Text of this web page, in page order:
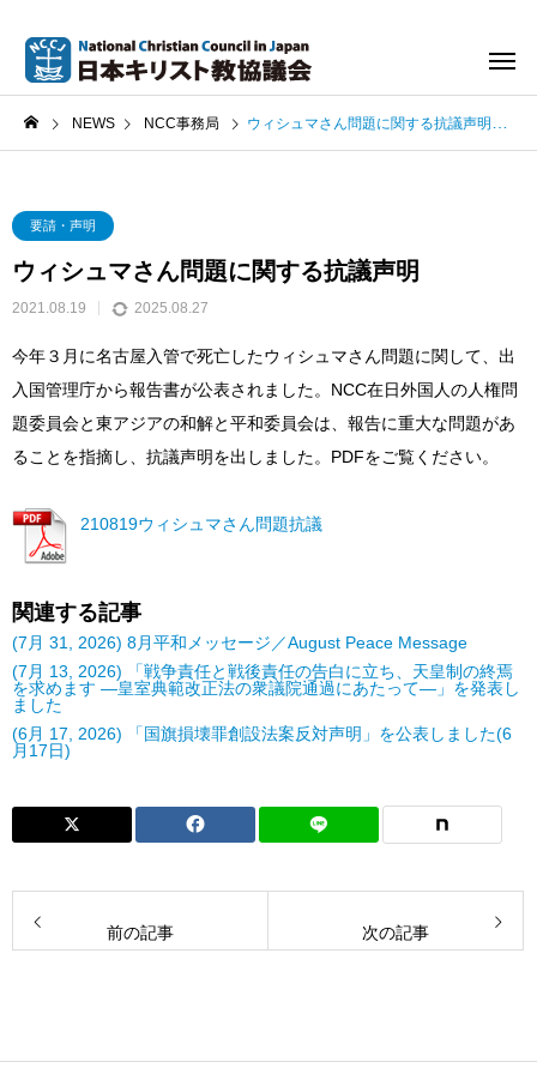
NEWS NCC事務局 ウィシュマさん問題に関する抗議声明
要請・声明
ウィシュマさん問題に関する抗議声明
2021.08.19 2025.08.27
今年３月に名古屋入管で死亡したウィシュマさん問題に関して、出
入国管理庁から報告書が公表されました。NCC在日外国人の人権問
題委員会と東アジアの和解と平和委員会は、報告に重大な問題があ
ることを指摘し、抗議声明を出しました。PDFをご覧ください。
210819ウィシュマさん問題抗議
関連する記事
(7月 31, 2026) 8月平和メッセージ／August Peace Message
(7月 13, 2026) 「戦争責任と戦後責任の告白に立ち、天皇制の終焉
を求めます ―皇室典範改正法の衆議院通過にあたって―」を発表し
ました
(6月 17, 2026) 「国旗損壊罪創設法案反対声明」を公表しました(6
月17日)
前の記事 次の記事